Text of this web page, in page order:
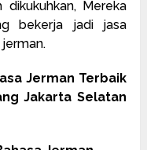
dikukuhkan, Mereka
bekerja jadi jasa
Jerman Terbaik
Jakarta Selatan